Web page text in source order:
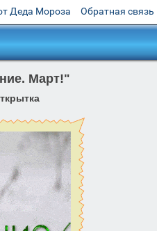
Деда Мороза Обратная связь
Март!"